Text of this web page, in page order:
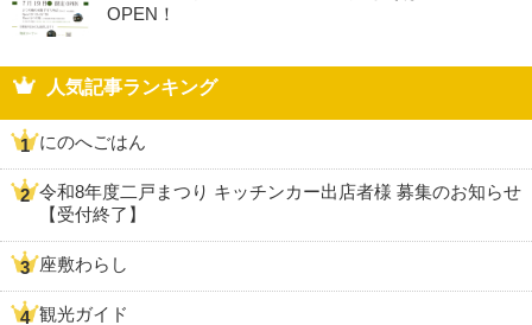
OPEN！
人気記事ランキング
にのへごはん
令和8年度二戸まつり キッチンカー出店者様 募集のお知らせ
【受付終了】
座敷わらし
観光ガイド